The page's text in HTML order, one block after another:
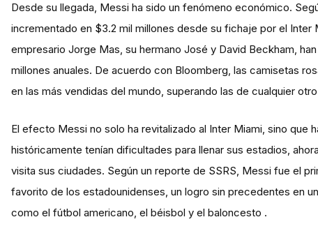
Desde su llegada, Messi ha sido un fenómeno económico.
incrementado en $3.2 mil millones desde su fichaje por el
empresario Jorge Mas, su hermano José y David Beckham,
millones anuales. De acuerdo con Bloomberg, las camisetas
en las más vendidas del mundo, superando las de cualquier
El efecto Messi no solo ha revitalizado al Inter Miami, sino que
históricamente tenían dificultades para llenar sus estadios,
visita sus ciudades. Según un reporte de SSRS, Messi fue el
favorito de los estadounidenses, un logro sin precedentes en
como el fútbol americano, el béisbol y el baloncesto .